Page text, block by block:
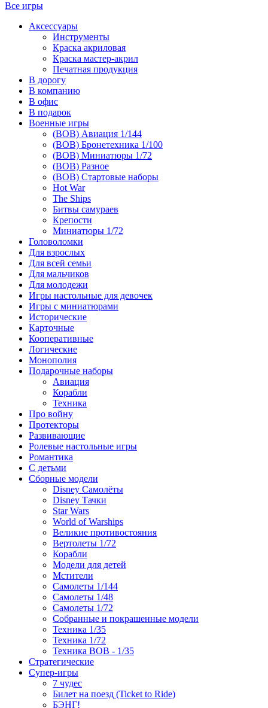
Все игры
Аксессуары
Инструменты
Краска акриловая
Краска мастер-акрил
Печатная продукция
В дорогу
В компанию
В офис
В подарок
Военные игры
(ВОВ) Авиация 1/144
(ВОВ) Бронетехника 1/100
(ВОВ) Миниатюры 1/72
(ВОВ) Разное
(ВОВ) Стартовые наборы
Hot War
The Ships
Битвы самураев
Крепости
Миниатюры 1/72
Головоломки
Для взрослых
Для всей семьи
Для мальчиков
Для молодежи
Игры настольные для девочек
Игры с миниатюрами
Исторические
Карточные
Кооперативные
Логические
Монополия
Подарочные наборы
Авиация
Корабли
Техника
Про войну
Протекторы
Развивающие
Ролевые настольные игры
Романтика
С детьми
Сборные модели
Disney Самолёты
Disney Тачки
Star Wars
World of Warships
Великие противостояния
Вертолеты 1/72
Корабли
Модели для детей
Мстители
Самолеты 1/144
Самолеты 1/48
Самолеты 1/72
Собранные и покрашенные модели
Техника 1/35
Техника 1/72
Техника ВОВ - 1/35
Стратегические
Супер-игры
7 чудес
Билет на поезд (Ticket to Ride)
БЭНГ!